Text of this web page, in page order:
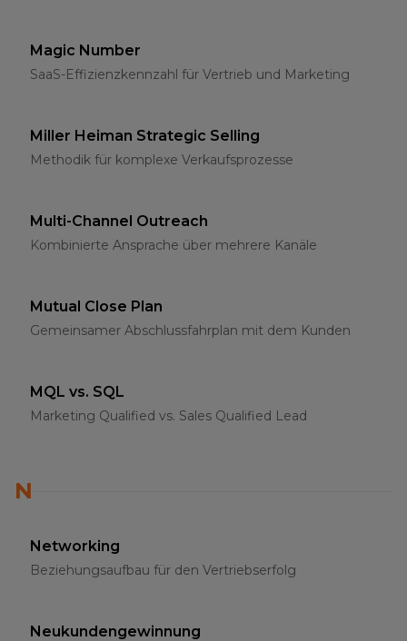
Magic Number
SaaS-Effizienzkennzahl für Vertrieb und Marketing
Miller Heiman Strategic Selling
Methodik für komplexe Verkaufsprozesse
Multi-Channel Outreach
Kombinierte Ansprache über mehrere Kanäle
Mutual Close Plan
Gemeinsamer Abschlussfahrplan mit dem Kunden
MQL vs. SQL
Marketing Qualified vs. Sales Qualified Lead
N
Networking
Beziehungsaufbau für den Vertriebserfolg
Neukundengewinnung